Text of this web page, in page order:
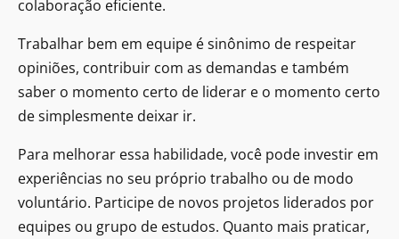
colaboração eficiente.
Trabalhar bem em equipe é sinônimo de respeitar
opiniões, contribuir com as demandas e também
saber o momento certo de liderar e o momento certo
de simplesmente deixar ir.
Para melhorar essa habilidade, você pode investir em
experiências no seu próprio trabalho ou de modo
voluntário. Participe de novos projetos liderados por
equipes ou grupo de estudos. Quanto mais praticar,